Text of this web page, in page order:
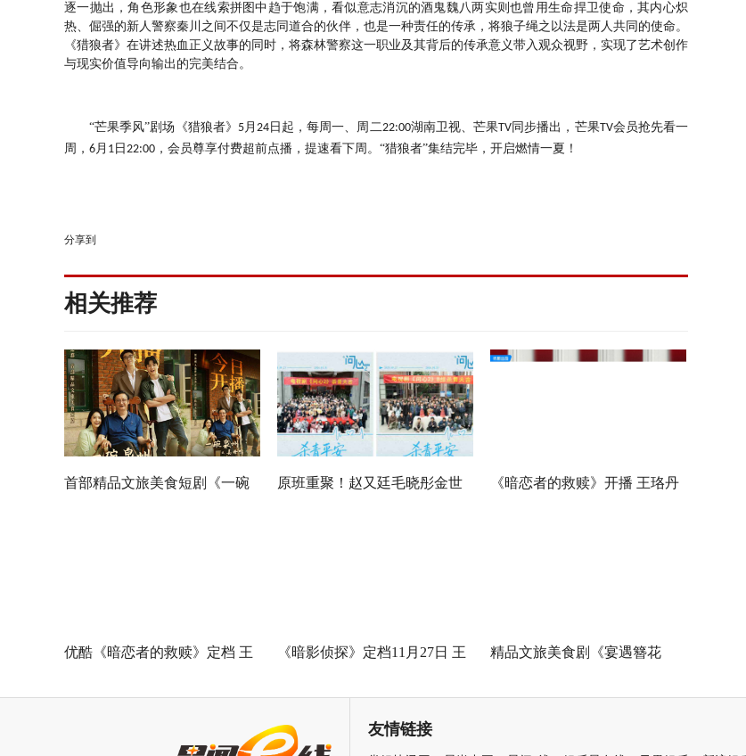
逐一抛出，角色形象也在线索拼图中趋于饱满，看似意志消沉的酒鬼魏八两实则也曾用生命捍卫使命，其内心炽
热、倔强的新人警察秦川之间不仅是志同道合的伙伴，也是一种责任的传承，将狼子绳之以法是两人共同的使命。
《猎狼者》在讲述热血正义故事的同时，将森林警察这一职业及其背后的传承意义带入观众视野，实现了艺术创作
与现实价值导向输出的完美结合。
“芒果季风”剧场《猎狼者》 5月 24日起，每周一、周二22:00湖南卫视、芒果TV 同步播出，芒果TV会员抢先看一
周， 6月 1 日 22:00 ，会员尊享付费超前点播，提速看下周。“猎狼者”集结完毕，开启燃情一夏！
分享到
相关推荐
首部精品文旅美食短剧《一碗 原班重聚！赵又廷毛晓彤金世 《暗恋者的救赎》开播 王珞丹
优酷《暗恋者的救赎》定档 王 《暗影侦探》定档11月27日 王 精品文旅美食剧《宴遇簪花
友情链接